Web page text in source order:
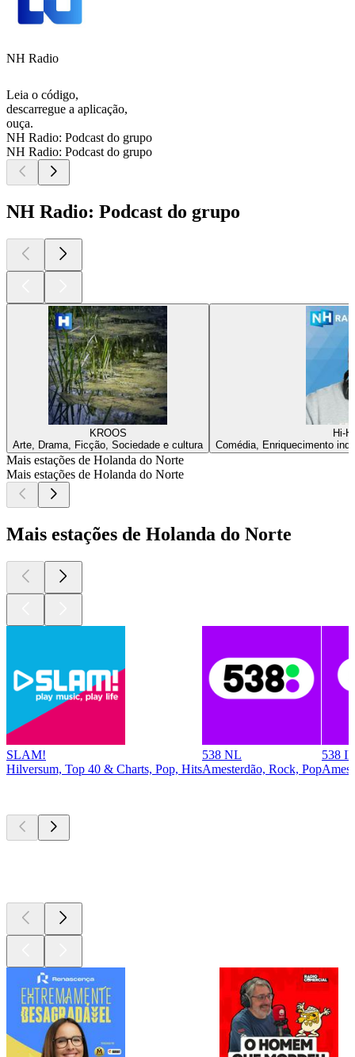
NH Radio
Leia o código,
descarregue a aplicação,
ouça.
NH Radio: Podcast do grupo
NH Radio: Podcast do grupo
NH Radio: Podcast do grupo
KROOS
Arte, Drama, Ficção, Sociedade e cultura
Hi-
Comédia, Enriquecimento
Mais estações de Holanda do Norte
Mais estações de Holanda do Norte
Mais estações de Holanda do Norte
SLAM!
Hilversum, Top 40 & Charts, Pop, Hits
538 NL
Amesterdão, Rock, Pop
538